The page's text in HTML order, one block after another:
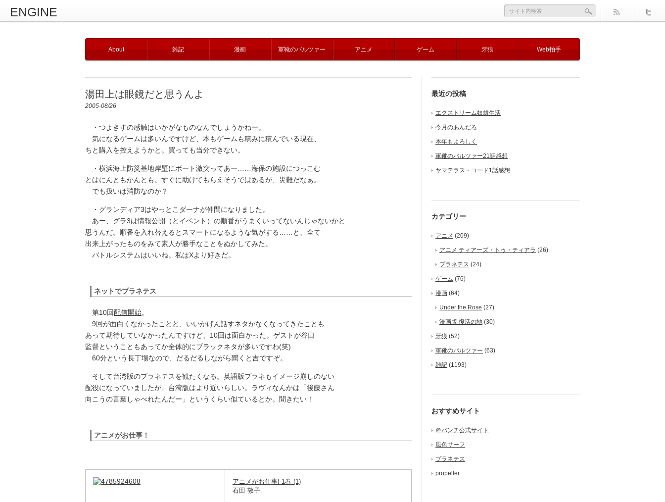
ENGINE
About 雑記 漫画 軍靴のバルツァー アニメ ゲーム 牙狼 Web拍手
湯田上は眼鏡だと思うんよ
2005-08/26
・つよきすの感触はいかがなものなんでしょうかねー。
気になるゲームは多いんですけど、本もゲームも積みに積んでいる現在、
ちと購入を控えようかと。買っても当分できない。
・横浜海上防災基地岸壁にボート激突ってあー……海保の施設につっこむ
とはにんともかんとも。すぐに助けてもらえそうではあるが、災難だなぁ。
でも扱いは消防なのか？
・グランディア3はやっとこダーナが仲間になりました。
あー、グラ3は情報公開（とイベント）の順番がうまくいってないんじゃないかと
思うんだ。順番を入れ替えるとスマートになるような気がする……と、全て
出来上がったものをみて素人が勝手なことをぬかしてみた。
バトルシステムはいいね。私はXより好きだ。
ネットでプラネテス
第10回配信開始。
9回が面白くなかったことと、いいかげん話すネタがなくなってきたことも
あって期待していなかったんですけど、10回は面白かった。ゲストが谷口
監督ということもあってか全体的にブラックネタが多いですわ(笑)
60分という長丁場なので、だるだるしながら聞くと吉ですぞ。
そして台湾版のプラネテスを観たくなる。英語版プラネもイメージ崩しのない
配役になっていましたが、台湾版はより近いらしい。ラヴィなんかは「後藤さん
向こうの言葉しゃべれたんだー」というくらい似ているとか。聞きたい！
アニメがお仕事！
アニメがお仕事! 1巻 (1)
石田 敦子
最近の投稿
エクストリーム奴隷生活
今月のあんだろ
本年もよろしく
軍靴のバルツァー21話感想
ヤマテラス・コード1話感想
カテゴリー
アニメ (209)
アニメ ティアーズ・トゥ・ティアラ (26)
プラネテス (24)
ゲーム (76)
漫画 (64)
Under the Rose (27)
漫画版 復活の地 (30)
牙狼 (52)
軍靴のバルツァー (63)
雑記 (1193)
おすすめサイト
＠バンチ公式サイト
風色サーフ
プラネテス
propeller